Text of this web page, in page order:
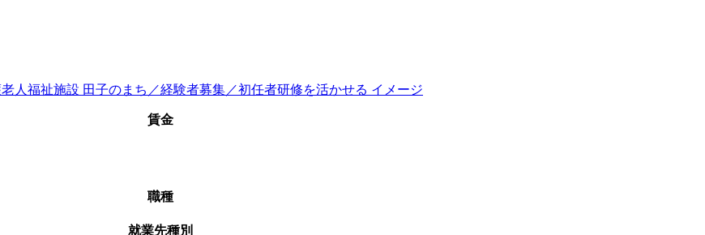
賃金
職種
就業先種別